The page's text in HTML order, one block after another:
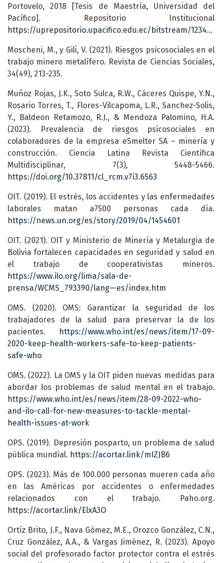
Portovelo, 2018 [Tesis de Maestría, Universidad del
Pacífico]. Repositorio Institucional
https://uprepositorio.upacifico.edu.ec/bitstream/123456789/451/1/MSSO_UPAC_27955.pdf
Moscheni, M., y Gili, V. (2021). Riesgos psicosociales en el
trabajo minero metalífero. Revista de Ciencias Sociales,
34(49), 213-235.
Muñoz Rojas, J.K., Soto Sulca, R.W., Cáceres Quispe, Y.N.,
Rosario Torres, T., Flores-Vilcapoma, L.R., Sanchez-Solis,
Y., Baldeon Retamozo, R.J., & Mendoza Palomino, H.A.
(2023). Prevalencia de riesgos psicosociales en
colaboradores de la empresa eSmelter SA – minería y
construcción. Ciencia Latina Revista Científica
Multidisciplinar, 7(3), 5448-5466.
https://doi.org/10.37811/cl_rcm.v7i3.6563
OIT. (2019). El estrés, los accidentes y las enfermedades
laborales matan a7500 personas cada día.
https://news.un.org/es/story/2019/04/1454601
OIT. (2021). OIT y Ministerio de Minería y Metalurgia de
Bolivia fortalecen capacidades en seguridad y salud en
el trabajo de cooperativistas mineros.
https://www.ilo.org/lima/sala-de-
prensa/WCMS_793390/lang—es/index.htm
OMS. (2020). OMS: Garantizar la seguridad de los
trabajadores de la salud para preservar la de los
pacientes.
https://www.who.int/es/news/item/17-09-
2020-keep-health-workers-safe-to-keep-patients-
safe-who
OMS. (2022). La OMS y la OIT piden nuevas medidas para
abordar los problemas de salud mental en el trabajo.
https://www.who.int/es/news/item/28-09-2022-who-
and-ilo-call-for-new-measures-to-tackle-mental-
health-issues-at-work
OPS. (2019). Depresión posparto, un problema de salud
pública mundial. https://acortar.link/mIZJB6
OPS. (2023). Más de 100.000 personas mueren cada año
en las Américas por accidentes o enfermedades
relacionados con el trabajo. Paho.org.
https://acortar.link/ElxA3O
Ortíz Brito, J.F., Nava Gómez, M.E., Orozco González, C.N.,
Cruz González, A.A., & Vargas Jiménez, R. (2023). Apoyo
social del profesorado factor protector contra el estrés